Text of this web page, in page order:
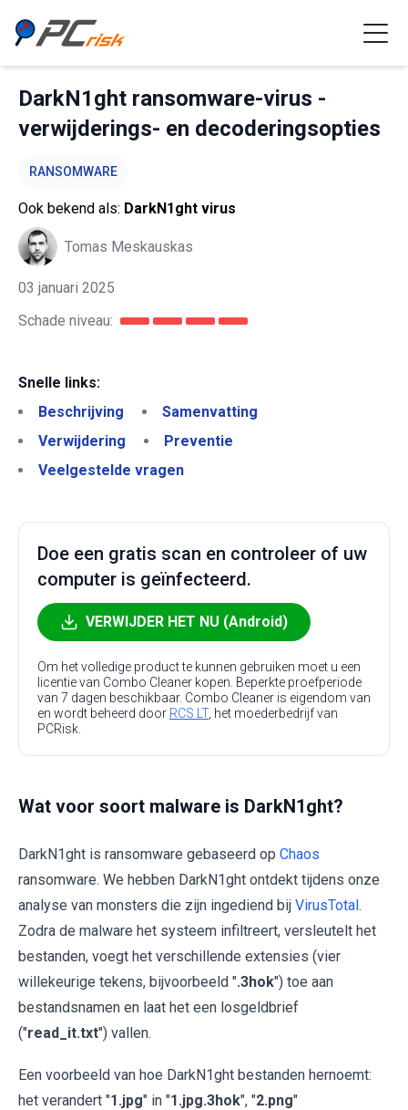
DarkN1ght ransomware-virus -
verwijderings- en decoderingsopties
RANSOMWARE
Ook bekend als: DarkN1ght virus
Tomas Meskauskas
03 januari 2025
Schade niveau:
Snelle links:
Beschrijving
Samenvatting
Verwijdering
Preventie
Veelgestelde vragen
Doe een gratis scan en controleer of uw
computer is geïnfecteerd.
VERWIJDER HET NU (Android)
Om het volledige product te kunnen gebruiken moet u een
licentie van Combo Cleaner kopen. Beperkte proefperiode
van 7 dagen beschikbaar. Combo Cleaner is eigendom van
en wordt beheerd door RCS LT, het moederbedrijf van
PCRisk.
Wat voor soort malware is DarkN1ght?
DarkN1ght is ransomware gebaseerd op Chaos
ransomware. We hebben DarkN1ght ontdekt tijdens onze
analyse van monsters die zijn ingediend bij VirusTotal.
Zodra de malware het systeem infiltreert, versleutelt het
bestanden, voegt het verschillende extensies (vier
willekeurige tekens, bijvoorbeeld ".3hok") toe aan
bestandsnamen en laat het een losgeldbrief
("read_it.txt") vallen.
Een voorbeeld van hoe DarkN1ght bestanden hernoemt:
het verandert "1.jpg" in "1.jpg.3hok", "2.png"